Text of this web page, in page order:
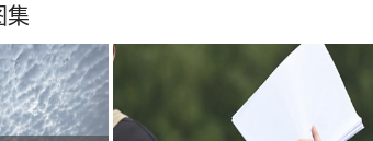
集